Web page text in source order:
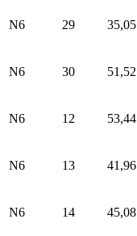
N6 29 35,05
N6 30 51,52
N6 12 53,44
N6 13 41,96
N6 14 45,08